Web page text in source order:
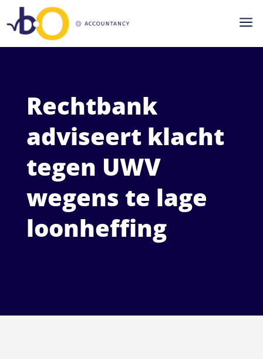
a
Rechtbank
adviseert klacht
tegen UWV
wegens te lage
loonheffing